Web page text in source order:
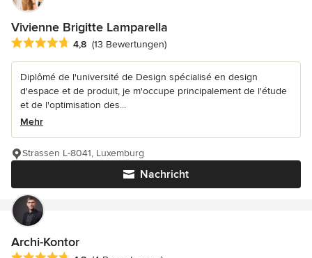
Vivienne Brigitte Lamparella
Durchschnittliche Bewertung: 4.8 von 5 Sternen
4,8 (13 Bewertungen)
Diplômé de l'université de Design spécialisé en design
d'espace et de produit, je m'occupe principalement de l'étude
et de l'optimisation des...
Mehr
Nachricht
Strassen L-8041, Luxemburg
Archi-Kontor